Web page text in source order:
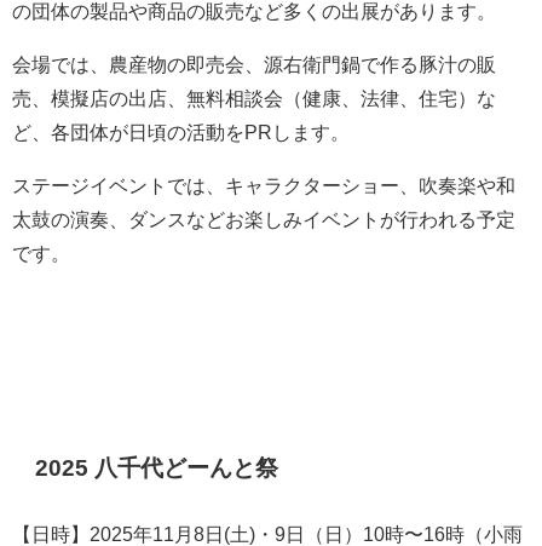
の団体の製品や商品の販売など多くの出展があります。
会場では、農産物の即売会、源右衛門鍋で作る豚汁の販
売、模擬店の出店、無料相談会（健康、法律、住宅）な
ど、各団体が日頃の活動をPRします。
ステージイベントでは、キャラクターショー、吹奏楽や和
太鼓の演奏、ダンスなどお楽しみイベントが行われる予定
です。
2025 八千代どーんと祭
【日時】2025年11月8日(土)・9日（日）10時〜16時（小雨